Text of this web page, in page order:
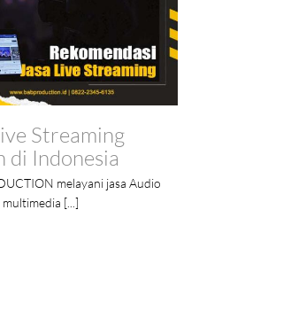
Streaming
di Indonesia
melayani jasa Audio
[...]